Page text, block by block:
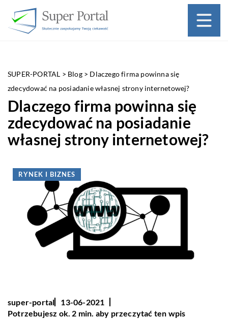
SUPER-PORTAL > Blog> Dlaczego firma powinna się
zdecydować na posiadanie własnej strony internetowej?
Dlaczego firma powinna się
zdecydować na posiadanie
własnej strony internetowej?
RYNEK I BIZNES
super-portal
13-06-2021
Potrzebujesz ok. 2 min. aby przeczytać ten wpis